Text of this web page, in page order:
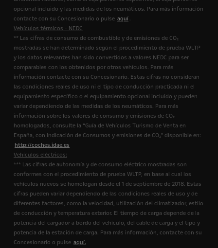
opcional incluido y las medidas de los neumáticos. Para más información
contacte con su Concesionario o pulse aquí .
Vehículos térmicos - NEDC
** Las cifras de consumo de combustible y de emisiones de CO₂
mostradas se han determinado según el procedimiento de prueba WLTP
y los datos relevantes han sido convertidos a valores NEDC para ser
comparables con los obtenidos por otros vehículos. Para más
información contacte con su Concesionario. Estas cifras no consideran
las condiciones reales de uso ni el tipo de conducción practicada ni el
equipamiento específico o el equipamiento opcional incluido y pueden
variar dependiendo de las medidas de los neumáticos. Para más
información sobre los valores de consumo y emisiones de CO₂
homologados, consulte la “Guía de Vehículos Turismo de Venta en
España, con Indicación de Consumos y emisiones de CO₂" disponible en:
http://coches.idae.es
Vehículos eléctricos:
*** Las cifras de autonomía y de consumo eléctrico mostradas son
conformes con el procedimiento de prueba WLTP, en base al cual los
vehículos nuevos se homologan desde el 1 de septiembre de 2018. Estas
cifras pueden variar dependiendo de las condiciones reales de uso y de
diferentes factores, como la velocidad, utilización del climatizador, estilo
de conducción y temperatura exterior. El tiempo de carga depende de la
potencia del cargador a bordo del vehículo, del cable de carga y el tipo y
potencia de la estación de carga. Para más información, contacte con su
Concesionario o pulse aquí.